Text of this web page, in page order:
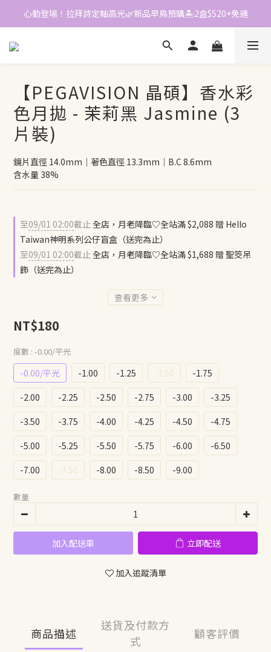
📱加入官方LINE｜領$50折價券
心動登場！拉拜詩定軸高光🌿新品早鳥預購🏝️2盒$520+免運
【PEGAVISION 晶碩】香水彩
色月拋 - 茉莉黑 Jasmine (3
片裝)
鏡片直徑 14.0mm｜著色直徑 13.3mm｜B.C 8.6mm
含水量 38%
至09/01 02:00截止全店，月老降臨♡全站滿 $2,088 贈 Hello
Taiwan神明系列公仔盲盒（送完為止）
至09/01 02:00截止全店，月老降臨♡全站滿 $1,688 贈 聖筊吊
飾（送完為止）
查看更多
NT$180
度數 : -0.00/平光
-0.00/平光 -1.00 -1.25 -1.50
-1.75
-2.00
-2.25 -2.50 -2.75 -3.00
-3.25
-3.50
-3.75 -4.00 -4.25 -4.50
-4.75
-5.00
-5.25 -5.50 -5.75 -6.00
-6.50
-7.00
-7.50 -8.00 -8.50 -9.00
數量
加入配送車 立即配送
加入追蹤清單
商品描述
送貨及付款方
式
顧客評價